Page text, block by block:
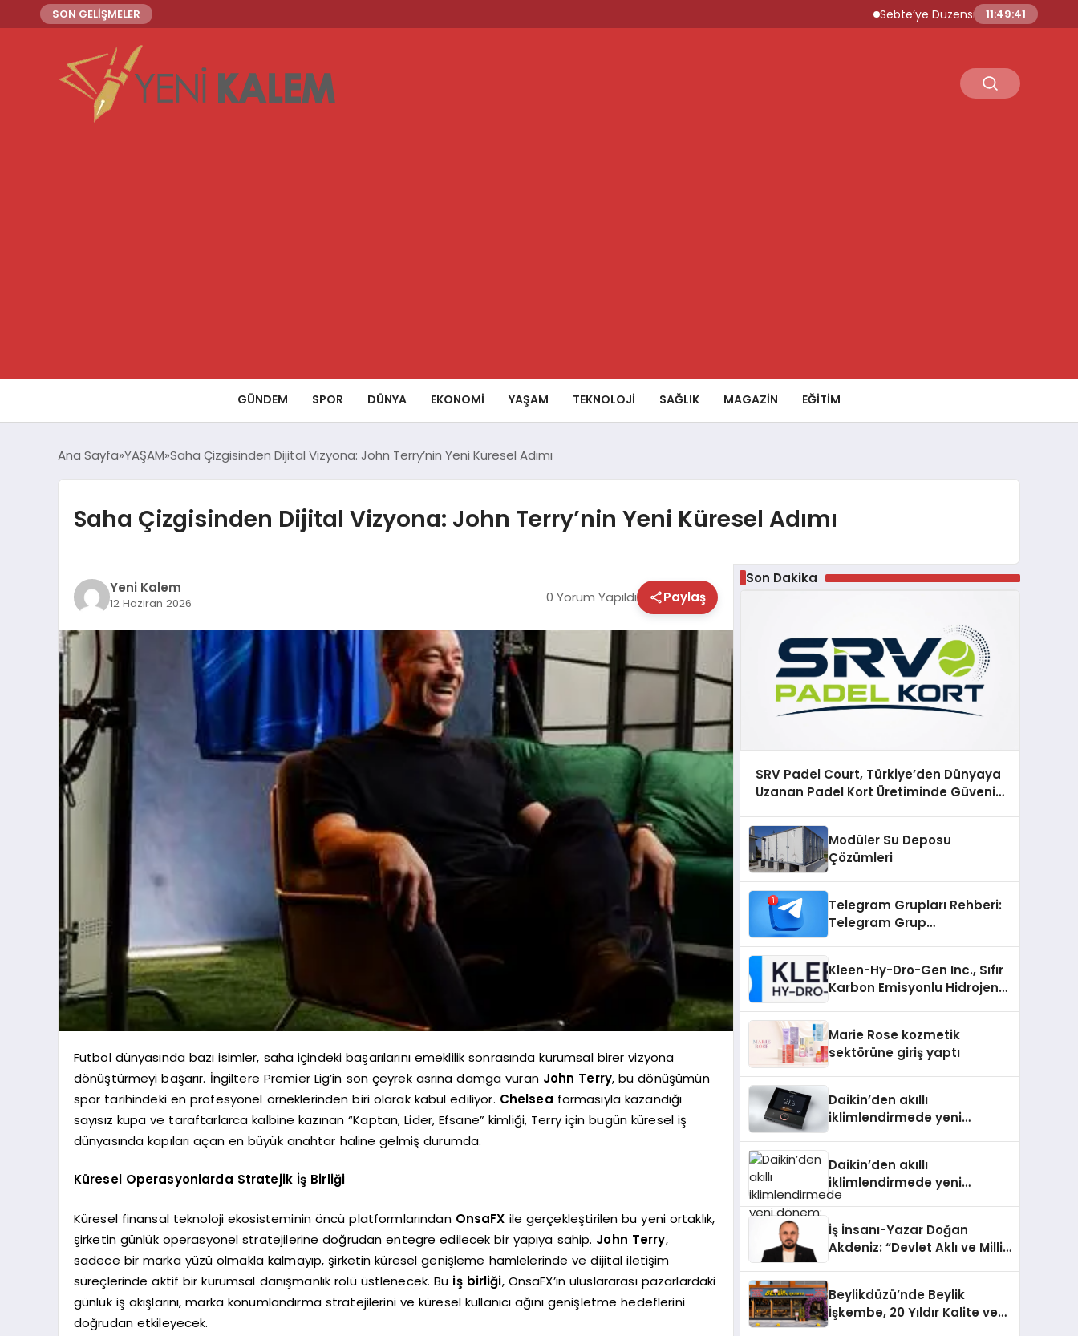
SON GELİŞMELER Sebte’ye Duzensiz Gocmen Akini Ulusal
11:49:42
GÜNDEM SPOR DÜNYA EKONOMİ YAŞAM TEKNOLOJİ SAĞLIK MAGAZİN EĞİTİM
Ana Sayfa YAŞAM Saha Çizgisinden Dijital Vizyona: John Terry’nin Yeni Küresel Adımı
Saha Çizgisinden Dijital Vizyona: John Terry’nin Yeni Küresel Adımı
Yeni Kalem
12 Haziran 2026 0 Yorum Yapıldı Paylaş
Futbol dünyasında bazı isimler, saha içindeki başarılarını emeklilik sonrasında kurumsal birer vizyona
dönüştürmeyi başarır. İngiltere Premier Lig’in son çeyrek asrına damga vuran John Terry, bu dönüşümün
spor tarihindeki en profesyonel örneklerinden biri olarak kabul ediliyor. Chelsea formasıyla kazandığı
sayısız kupa ve taraftarlarca kalbine kazınan “Kaptan, Lider, Efsane” kimliği, Terry için bugün küresel iş
dünyasında kapıları açan en büyük anahtar haline gelmiş durumda.
Küresel Operasyonlarda Stratejik İş Birliği
Küresel finansal teknoloji ekosisteminin öncü platformlarından OnsaFX ile gerçekleştirilen bu yeni ortaklık,
şirketin günlük operasyonel stratejilerine doğrudan entegre edilecek bir yapıya sahip. John Terry,
sadece bir marka yüzü olmakla kalmayıp, şirketin küresel genişleme hamlelerinde ve dijital iletişim
süreçlerinde aktif bir kurumsal danışmanlık rolü üstlenecek. Bu iş birliği, OnsaFX’in uluslararası pazarlardaki
günlük iş akışlarını, marka konumlandırma stratejilerini ve küresel kullanıcı ağını genişletme hedeflerini
doğrudan etkileyecek.
Son Dakika
SRV Padel Court, Türkiye’den Dünyaya
Uzanan Padel Kort Üretiminde Güvenin
Modüler Su Deposu
Çözümleri
Telegram Grupları Rehberi:
Telegram Grup
Kleen-Hy-Dro-Gen Inc., Sıfır
Karbon Emisyonlu Hidrojen
Aldı
Marie Rose kozmetik
sektörüne giriş yaptı
Daikin’den akıllı
iklimlendirmede yeni
Daikin’den akıllı
iklimlendirmede yeni
dönem: Madoka Plus
İş İnsanı-Yazar Doğan
Akdeniz: “Devlet Aklı ve Milli
Beylikdüzü’nde Beylik
İşkembe, 20 Yıldır Kalite ve